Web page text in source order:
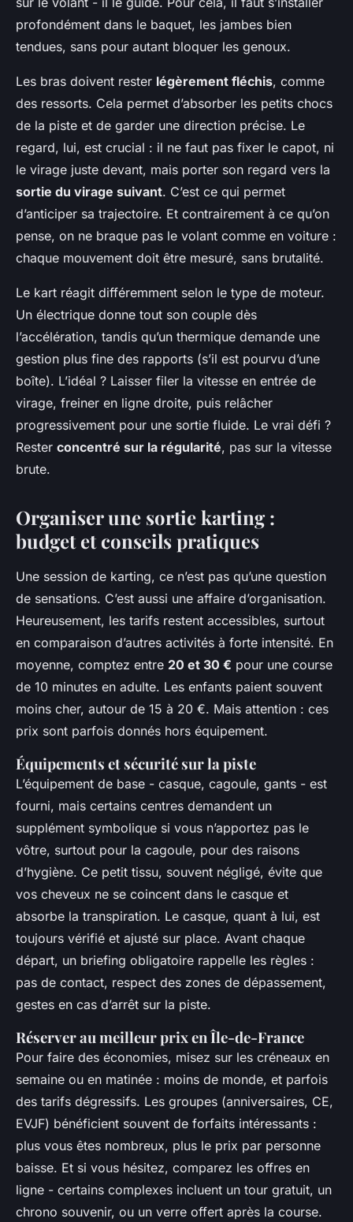
profondément dans le baquet, les jambes bien
tendues, sans pour autant bloquer les genoux.
Les bras doivent rester légèrement fléchis, comme
des ressorts. Cela permet d’absorber les petits chocs
de la piste et de garder une direction précise. Le
regard, lui, est crucial : il ne faut pas fixer le capot, ni
le virage juste devant, mais porter son regard vers la
sortie du virage suivant. C’est ce qui permet
d’anticiper sa trajectoire. Et contrairement à ce qu’on
pense, on ne braque pas le volant comme en voiture :
chaque mouvement doit être mesuré, sans brutalité.
Le kart réagit différemment selon le type de moteur.
Un électrique donne tout son couple dès
l’accélération, tandis qu’un thermique demande une
gestion plus fine des rapports (s’il est pourvu d’une
boîte). L’idéal ? Laisser filer la vitesse en entrée de
virage, freiner en ligne droite, puis relâcher
progressivement pour une sortie fluide. Le vrai défi ?
Rester concentré sur la régularité, pas sur la vitesse
brute.
Organiser une sortie karting :
budget et conseils pratiques
Une session de karting, ce n’est pas qu’une question
de sensations. C’est aussi une affaire d’organisation.
Heureusement, les tarifs restent accessibles, surtout
en comparaison d’autres activités à forte intensité. En
moyenne, comptez entre 20 et 30 € pour une course
de 10 minutes en adulte. Les enfants paient souvent
moins cher, autour de 15 à 20 €. Mais attention : ces
prix sont parfois donnés hors équipement.
Équipements et sécurité sur la piste
L’équipement de base - casque, cagoule, gants - est
fourni, mais certains centres demandent un
supplément symbolique si vous n’apportez pas le
vôtre, surtout pour la cagoule, pour des raisons
d’hygiène. Ce petit tissu, souvent négligé, évite que
vos cheveux ne se coincent dans le casque et
absorbe la transpiration. Le casque, quant à lui, est
toujours vérifié et ajusté sur place. Avant chaque
départ, un briefing obligatoire rappelle les règles :
pas de contact, respect des zones de dépassement,
gestes en cas d’arrêt sur la piste.
Réserver au meilleur prix en Île-de-France
Pour faire des économies, misez sur les créneaux en
semaine ou en matinée : moins de monde, et parfois
des tarifs dégressifs. Les groupes (anniversaires, CE,
EVJF) bénéficient souvent de forfaits intéressants :
plus vous êtes nombreux, plus le prix par personne
baisse. Et si vous hésitez, comparez les offres en
ligne - certains complexes incluent un tour gratuit, un
chrono souvenir, ou un verre offert après la course.